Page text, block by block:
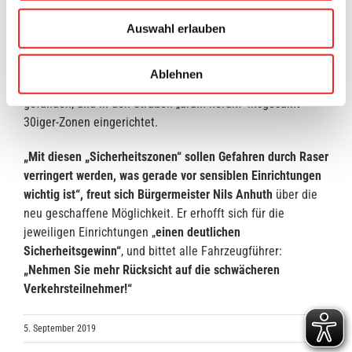
Auswahl erlauben
Ablehnen
Für den Kindergarten St. Marien Harkebrügge war zunächst
ebenfalls eine Beantragung dieses Verkehrszeichens
angedacht. Hier wurde aber eine „großräumige“ Lösung für
gefunden, und in den Straßen „drum herum“ insgesamt
30iger-Zonen eingerichtet.
„Mit diesen „Sicherheitszonen“ sollen Gefahren durch Raser
verringert werden, was gerade vor sensiblen Einrichtungen
wichtig ist“, freut sich Bürgermeister Nils Anhuth über die
neu geschaffene Möglichkeit. Er erhofft sich für die
jeweiligen Einrichtungen „einen deutlichen
Sicherheitsgewinn“, und bittet alle Fahrzeugführer:
„Nehmen Sie mehr Rücksicht auf die schwächeren
Verkehrsteilnehmer!“
5. September 2019